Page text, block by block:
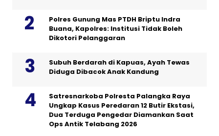
Polres Gunung Mas PTDH Briptu Indra
Buana, Kapolres: Institusi Tidak Boleh
Dikotori Pelanggaran
Subuh Berdarah di Kapuas, Ayah Tewas
Diduga Dibacok Anak Kandung
Satresnarkoba Polresta Palangka Raya
Ungkap Kasus Peredaran 12 Butir Ekstasi,
Dua Terduga Pengedar Diamankan Saat
Ops Antik Telabang 2026